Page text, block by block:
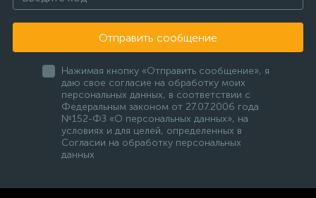
Отправить сообщение
Нажимая кнопку «Отправить сообщение», я
даю свое согласие на обработку моих
персональных данных, в соответствии с
Федеральным законом от 27.07.2006 года
№152-ФЗ «О персональных данных», на
условиях и для целей, определенных в
Согласии на обработку персональных
данных